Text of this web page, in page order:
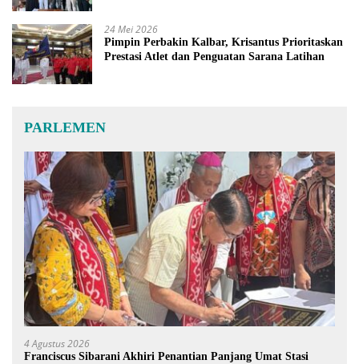
24 Mei 2026
Pimpin Perbakin Kalbar, Krisantus Prioritaskan
Prestasi Atlet dan Penguatan Sarana Latihan
PARLEMEN
4 Agustus 2026
Franciscus Sibarani Akhiri Penantian Panjang Umat Stasi